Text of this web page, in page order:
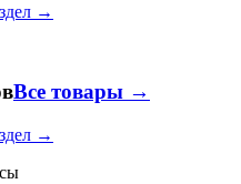
→
Все товары →
→